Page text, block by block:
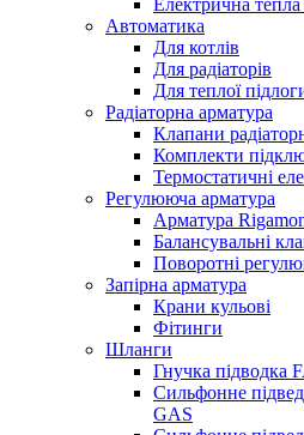
Електрична тепла
Автоматика
Для котлів
Для радіаторів
Для теплої
Радіаторна арматура
Клапани
Комплекти
Термостатичні
Регулююча арматура
Арматура
Балансувальні
Поворотні
Запірна арматура
Крани кульові
Фітинги
Шланги
Гнучка підводка
Сильфонне
GAS